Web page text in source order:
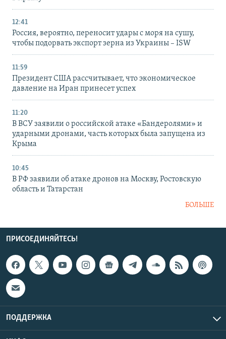
12:41
Россия, вероятно, переносит удары с моря на сушу,
чтобы подорвать экспорт зерна из Украины – ISW
11:59
Президент США рассчитывает, что экономическое
давление на Иран принесет успех
11:20
В ВСУ заявили о российской атаке «Бандеролями» и
ударными дронами, часть которых была запущена из
Крыма
10:45
В РФ заявили об атаке дронов на Москву, Ростовскую
область и Татарстан
БОЛЬШЕ
ПРИСОЕДИНЯЙТЕСЬ!
ПОДДЕРЖКА